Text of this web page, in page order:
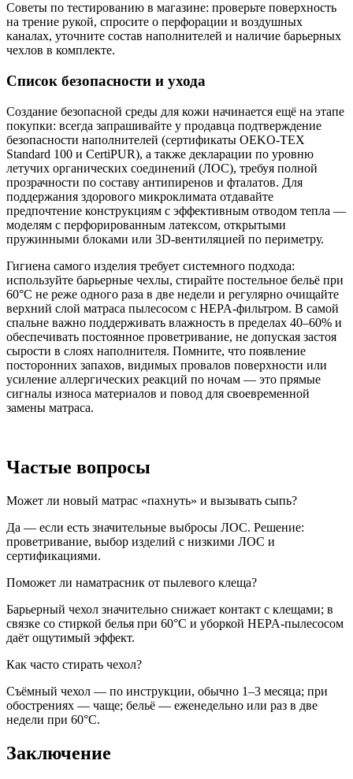
Советы по тестированию в магазине: проверьте поверхность
на трение рукой, спросите о перфорации и воздушных
каналах, уточните состав наполнителей и наличие барьерных
чехлов в комплекте.
Список безопасности и ухода
Создание безопасной среды для кожи начинается ещё на этапе
покупки: всегда запрашивайте у продавца подтверждение
безопасности наполнителей (сертификаты OEKO-TEX
Standard 100 и CertiPUR), а также декларации по уровню
летучих органических соединений (ЛОС), требуя полной
прозрачности по составу антипиренов и фталатов. Для
поддержания здорового микроклимата отдавайте
предпочтение конструкциям с эффективным отводом тепла —
моделям с перфорированным латексом, открытыми
пружинными блоками или 3D-вентиляцией по периметру.
Гигиена самого изделия требует системного подхода:
используйте барьерные чехлы, стирайте постельное бельё при
60°C не реже одного раза в две недели и регулярно очищайте
верхний слой матраса пылесосом с HEPA-фильтром. В самой
спальне важно поддерживать влажность в пределах 40–60% и
обеспечивать постоянное проветривание, не допуская застоя
сырости в слоях наполнителя. Помните, что появление
посторонних запахов, видимых провалов поверхности или
усиление аллергических реакций по ночам — это прямые
сигналы износа материалов и повод для своевременной
замены матраса.
Частые вопросы
Может ли новый матрас «пахнуть» и вызывать сыпь?
Да — если есть значительные выбросы ЛОС. Решение:
проветривание, выбор изделий с низкими ЛОС и
сертификациями.
Поможет ли наматрасник от пылевого клеща?
Барьерный чехол значительно снижает контакт с клещами; в
связке со стиркой белья при 60°C и уборкой HEPA-пылесосом
даёт ощутимый эффект.
Как часто стирать чехол?
Съёмный чехол — по инструкции, обычно 1–3 месяца; при
обострениях — чаще; бельё — еженедельно или раз в две
недели при 60°C.
Заключение